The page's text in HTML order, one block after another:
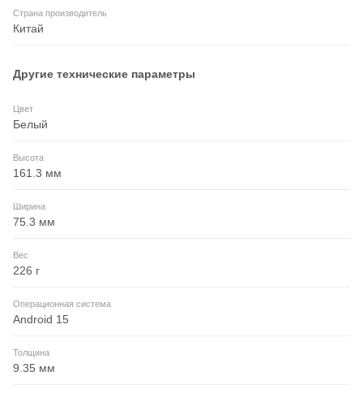
Страна производитель
Китай
Другие технические параметры
Цвет
Белый
Высота
161.3 мм
Ширина
75.3 мм
Вес
226 г
Операционная система
Android 15
Толщина
9.35 мм